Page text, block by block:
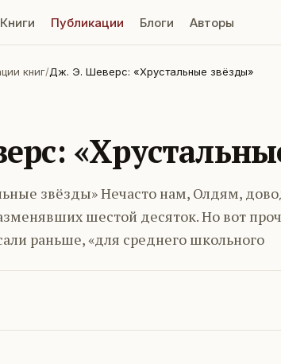
Книги Публикации Блоги Авторы
книг/Дж. Э. Шеверс: «Хрустальные звёзды»
звёзды» Нечасто нам, Олдям,
шестой десяток. Но вот
раньше, «для среднего школьного